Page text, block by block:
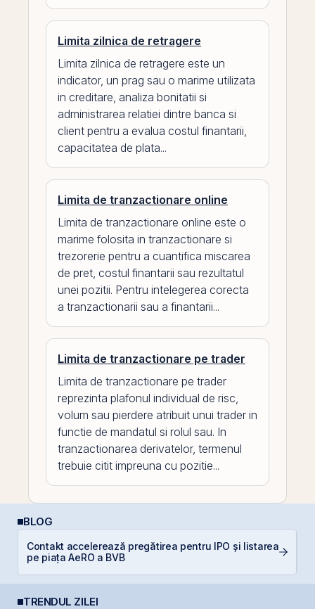
Limita zilnica de retragere
Limita zilnica de retragere este un
indicator, un prag sau o marime utilizata
in creditare, analiza bonitatii si
administrarea relatiei dintre banca si
client pentru a evalua costul finantarii,
capacitatea de plata...
Limita de tranzactionare online
Limita de tranzactionare online este o
marime folosita in tranzactionare si
trezorerie pentru a cuantifica miscarea
de pret, costul finantarii sau rezultatul
unei pozitii. Pentru intelegerea corecta
a tranzactionarii sau a finantarii...
Limita de tranzactionare pe trader
Limita de tranzactionare pe trader
reprezinta plafonul individual de risc,
volum sau pierdere atribuit unui trader in
functie de mandatul si rolul sau. In
tranzactionarea derivatelor, termenul
trebuie citit impreuna cu pozitie...
BLOG
Contakt accelerează pregătirea pentru IPO și listarea
pe piața AeRO a BVB
TRENDUL ZILEI